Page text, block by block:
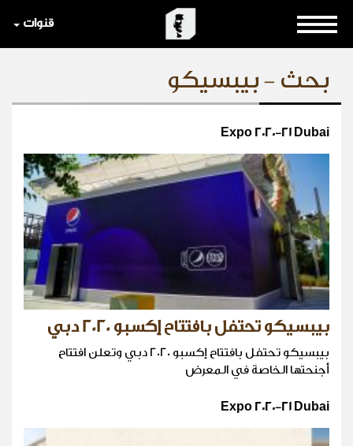
قنوات
بحث - بيبسيكو
Expo 2020-21 Dubai
بيبسيكو تحتفل بافتتاح إكسبو 2020 دبي
بيبسيكو تحتفل بافتتاح إكسبو 2020 دبي وتعلن افتتاح
أجنحتها الخاصة في المعرض
Expo 2020-21 Dubai